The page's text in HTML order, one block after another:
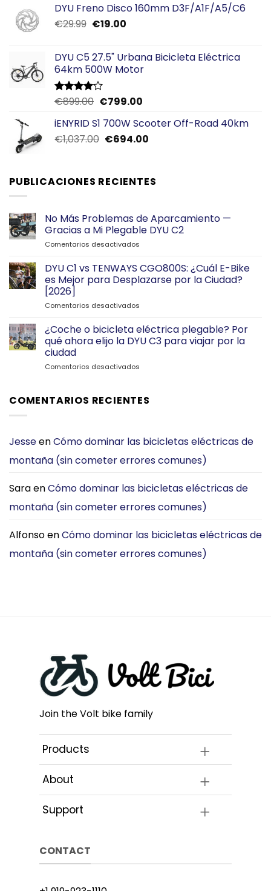
DYU Freno Disco 160mm D3F/A1F/A5/C6
€29.99 El
era:
€29.99.
€19.00El
es:
€19.00.
DYU C5 27.5" Urbana Bicicleta Eléctrica
64km 500W Motor
Valorado
de 5
€899.00 El
original
era:
€799.00El
actual
es:
iENYRID S1 700W Scooter Off-Road 40km
€1,037.00 El
era:
€1,037.00.
€694.00El
es:
€694.00.
PUBLICACIONES RECIENTES
No Más Problemas de Aparcamiento —
Gracias a Mi Plegable DYU C2
Comentarios desactivados
Más
Problemas
de
a
Mi
Plegable
DYU C1 vs TENWAYS CGO800S: ¿Cuál E-Bike
es Mejor para Desplazarse por la Ciudad?
[2026]
Comentarios desactivados
C1
vs
TENWAYS
es
por
Ciudad?
¿Coche o bicicleta eléctrica plegable? Por
qué ahora elijo la DYU C3 para viajar por la
ciudad
Comentarios desactivados
bicicleta
qué
elijo
C3
viajar
la
ciudad
COMENTARIOS RECIENTES
JesseenCómo dominar las bicicletas eléctricas de
montaña (sin cometer errores comunes)
SaraenCómo dominar las bicicletas eléctricas de
montaña (sin cometer errores comunes)
AlfonsoenCómo dominar las bicicletas eléctricas de
montaña (sin cometer errores comunes)
Join the Volt bike family
Products
About
Support
CONTACT